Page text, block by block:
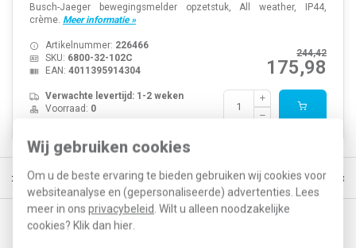
Wij gebruiken cookies
Om u de beste ervaring te bieden gebruiken wij cookies voor
websiteanalyse en (gepersonaliseerde) advertenties. Lees
meer in ons privacybeleid . Wilt u alleen noodzakelijke
cookies? Klik dan hier
Busch-Jaeger bewegingsmelder opzetstuk, All weather, IP44,
crème. Meer informatie »
244,42
175,98
Artikelnummer: 226466
SKU: 6800-32-102C
EAN: 4011395914304
Verwachte levertijd: 1-2 weken
Voorraad: 0
morgen in huis* 30 dagen retourrecht Vertrouwd online sinds
Op de hoogte blijven van acties en nieuwe